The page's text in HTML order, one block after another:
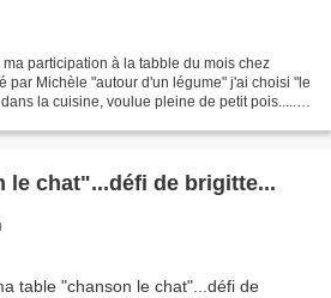
participation à la tabble du mois chez
par Michèle "autour d'un légume" j'ai choisi "le
la cuisine, voulue pleine de petit pois......
le chat"...défi de brigitte...